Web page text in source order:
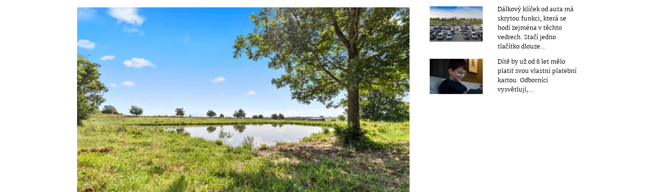
Dálkový klíček od auta má
skrytou funkci, která se
hodí zejména v těchto
vedrech. Stačí jedno
tlačítko dlouze...
Dítě by už od 8 let mělo
platit svou vlastní platební
kartou. Odborníci
vysvětlují,...